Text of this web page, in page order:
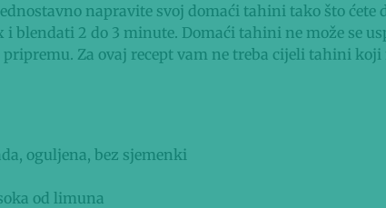
napravite svoj domaći tahini tako što
i blendati 2 do 3 minute. Domaći tahini ne može se
Za ovaj recept vam ne treba cijeli tahini
oguljena, bez sjemenki
od limuna